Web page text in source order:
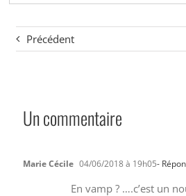
Précédent
Un commentaire
Marie Cécile 04/06/2018 à 19h05-
En vamp ? ….c’est un